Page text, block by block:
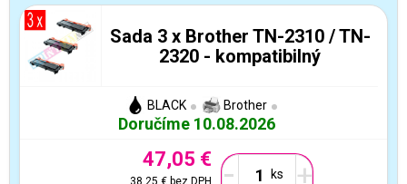
Sada 3 x Brother TN-2310 / TN-
2320 - kompatibilný
BLACK Brother
Doručíme 10.08.2026
47,05 €
38,25 €bez DPH - +